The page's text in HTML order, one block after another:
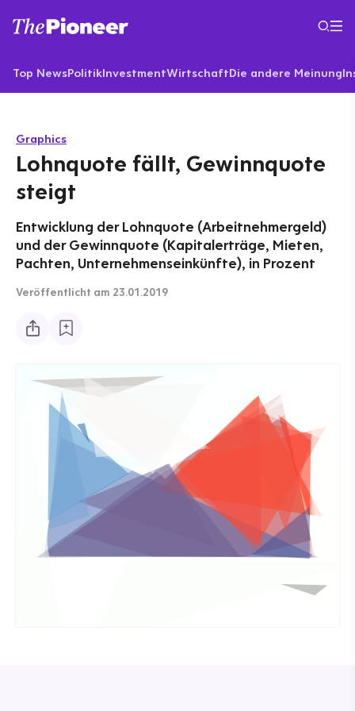
Top NewsPolitikInvestmentWirtschaftDie andere Meinung
Graphics
Lohnquote fällt, Gewinnquote
steigt
Entwicklung der Lohnquote (Arbeitnehmergeld)
und der Gewinnquote (Kapitalerträge, Mieten,
Pachten, Unternehmenseinkünfte), in Prozent
Veröffentlicht am 23.01.2019